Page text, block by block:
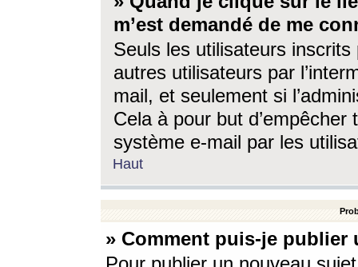
m’est demandé de me
Seuls les utilisateurs
autres utilisateurs par
mail, et seulement si
Cela à pour but
système e-mail par les
Haut
» Comment puis-je